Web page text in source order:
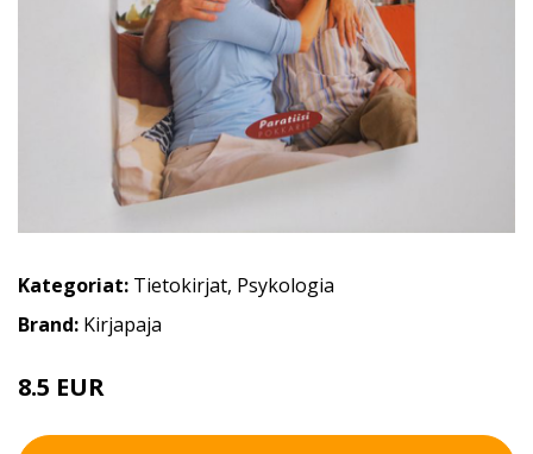
Kategoriat: Tietokirjat, Psykologia
Brand: Kirjapaja
8.5 EUR